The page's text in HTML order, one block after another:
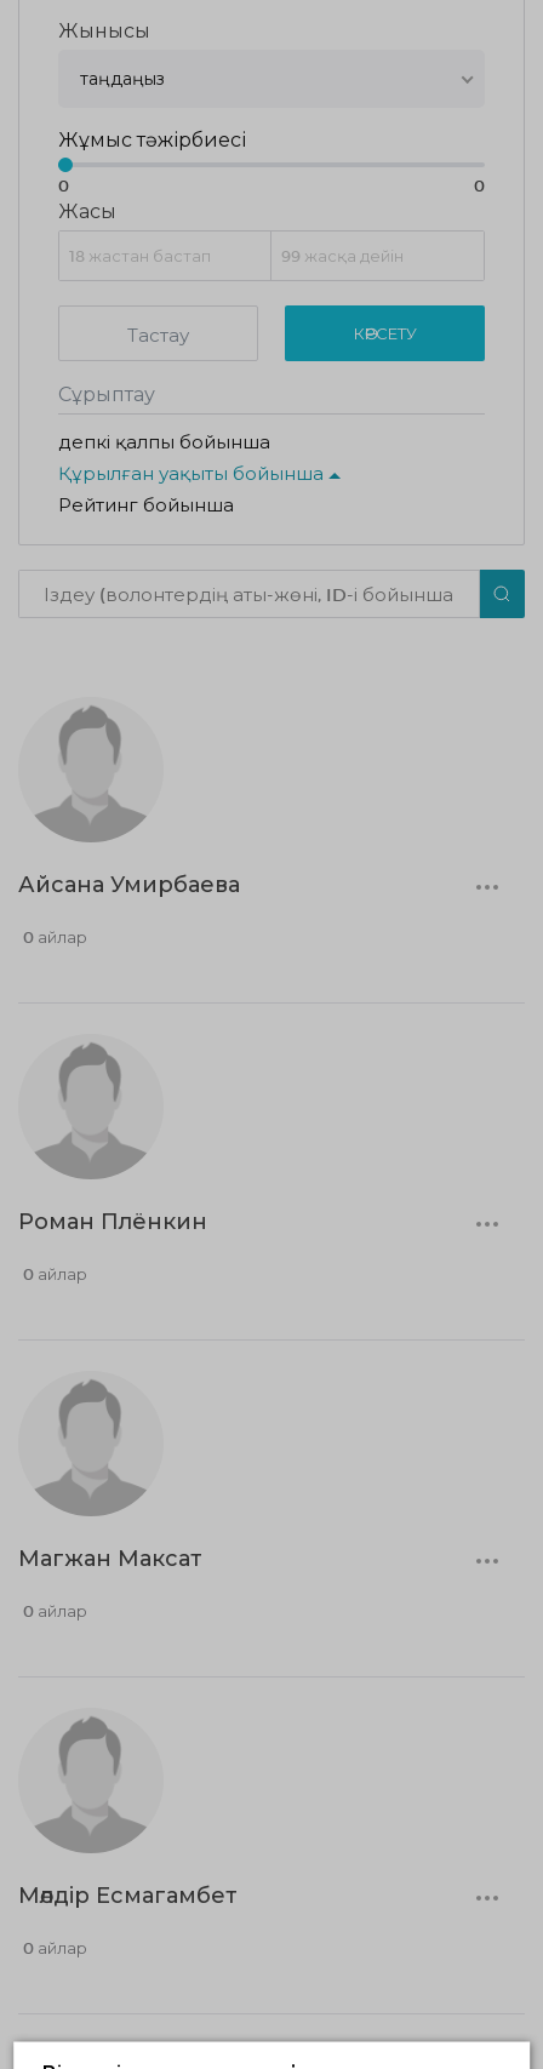
Жынысы
таңдаңыз
Жұмыс тәжірбиесі
0 0
Жасы
Тастау КӨРСЕТУ
Сұрыптау
Әдепкі қалпы бойынша
Құрылған уақыты бойынша
Рейтинг бойынша
Айсана Умирбаева
0 айлар
Роман Плёнкин
0 айлар
Магжан Максат
0 айлар
Мөлдір Есмагамбет
0 айлар